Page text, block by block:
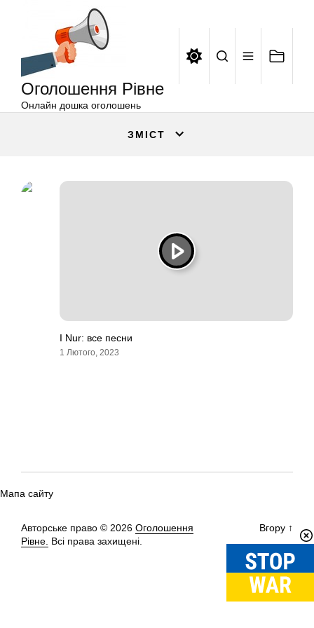
Оголошення Рівне
Онлайн дошка оголошень
ЗМІСТ
I Nur: все песни
1 Лютого, 2023
Мапа сайту
Авторське право © 2026 Оголошення
Рівне. Всі права захищені.
Вгору ↑